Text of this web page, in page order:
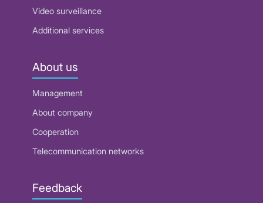
Video surveillance
Additional services
About us
Management
About company
Cooperation
Telecommunication networks
Feedback